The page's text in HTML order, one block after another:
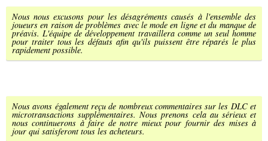
Nous nous excusons pour les désagréments causés à l'ensemble des
joueurs en raison de problèmes avec le mode en ligne et du manque de
préavis. L'équipe de développement travaillera comme un seul homme
pour traiter tous les défauts afin qu'ils puissent être réparés le plus
rapidement possible.
Nous avons également reçu de nombreux commentaires sur les DLC et
microtransactions supplémentaires. Nous prenons cela au sérieux et
nous continuerons à faire de notre mieux pour fournir des mises à
jour qui satisferont tous les acheteurs.